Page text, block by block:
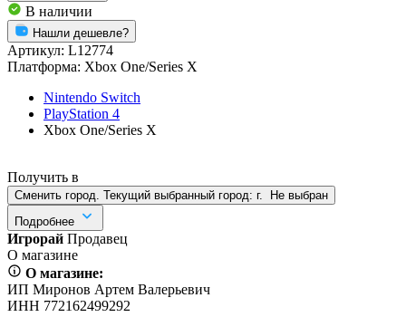
В наличии
Нашли дешевле?
Артикул: L12774
Платформа: Xbox One/Series X
Nintendo Switch
PlayStation 4
Xbox One/Series X
Получить в
Сменить город. Текущий выбранный город: г.
Не выбран
Подробнее
Игрорай Продавец
О магазине
О магазине:
ИП Миронов Артем Валерьевич
ИНН 772162499292